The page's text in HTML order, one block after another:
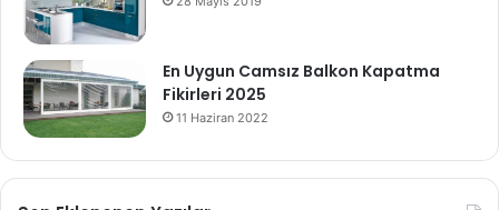
En Uygun Camsız Balkon Kapatma
Fikirleri 2025
11 Haziran 2022